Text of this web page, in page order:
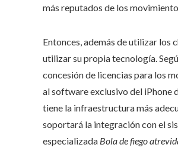
más reputados de los
Entonces, además de utilizar los
utilizar su propia tecnología.
concesión de licencias para los
al software exclusivo del iPhone
tiene la infraestructura más
soportará la integración con el
especializada Bola de fiego